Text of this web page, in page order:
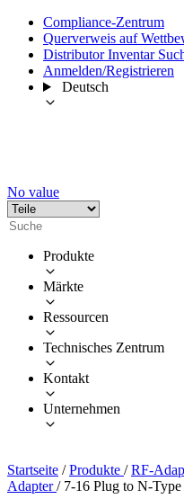
Compliance-Zentrum
Querverweis auf
Distributor Inventar
Anmelden/Registrieren
Deutsch
No value
Produkte
Märkte
Ressourcen
Technisches Zentrum
Kontakt
Unternehmen
Startseite / Produkte / RF-
Adapter/ 7-16 Plug to N-